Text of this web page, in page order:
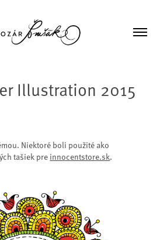
Illustration 2015
Niektoré boli použité ako
tašiek pre innocentstore.sk.